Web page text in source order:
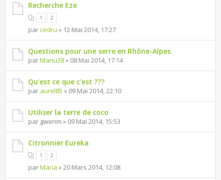
Recherche Eze
1 2
parcedru » 12 Mai 2014, 17:27
Questions pour une serre en Rhône-Alpes
parManu38» 08 Mai 2014, 17:14
Qu'est ce que c'est ???
par aurel85 » 09 Mai 2014, 22:10
Utiliser la terre de coco
par gwenm » 09 Mai 2014, 15:53
Citronnier Eureka
1 2
parMaria » 20 Mars 2014, 12:08